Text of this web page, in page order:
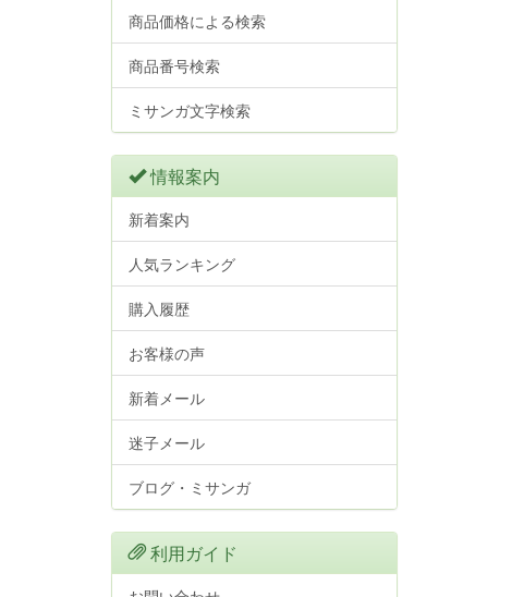
商品価格による検索
商品番号検索
ミサンガ文字検索
情報案内
新着案内
人気ランキング
購入履歴
お客様の声
新着メール
迷子メール
ブログ・ミサンガ
利用ガイド